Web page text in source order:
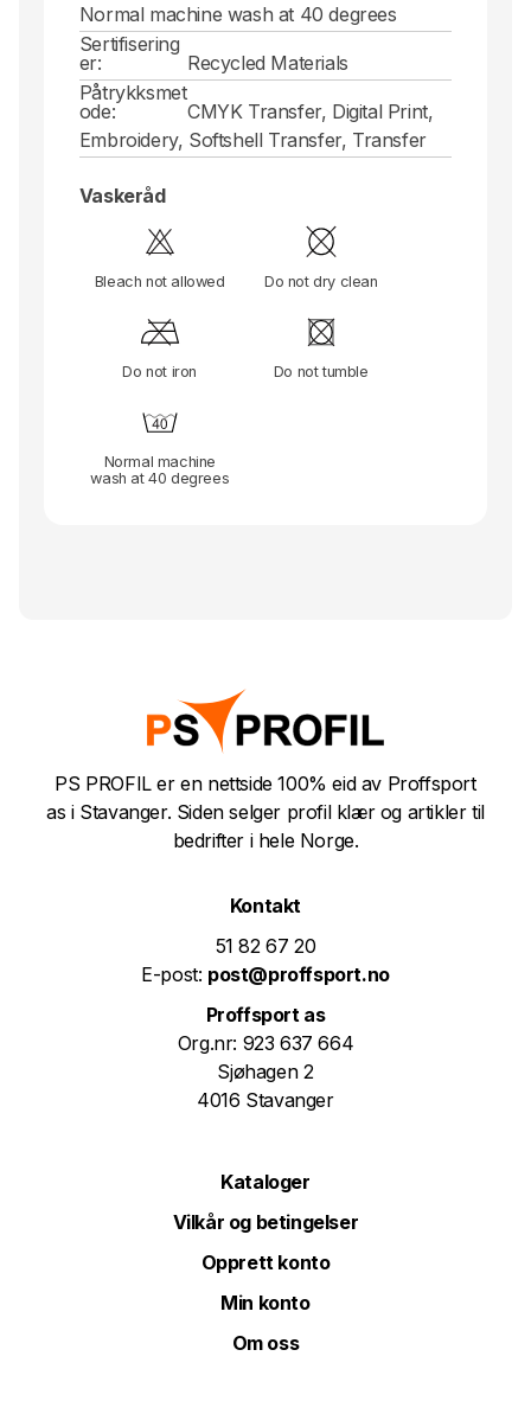
Normal machine wash at 40 degrees
Sertifisering
er:
Recycled Materials
Påtrykksmet
ode:
CMYK Transfer, Digital Print,
Embroidery, Softshell Transfer, Transfer
Vaskeråd
Bleach not allowed Do not dry clean
Do not iron Do not tumble
Normal machine
wash at 40 degrees
PS PROFIL er en nettside 100% eid av Proffsport
as i Stavanger. Siden selger profil klær og artikler til
bedrifter i hele Norge.
Kontakt
51 82 67 20
E-post: post@proffsport.no
Proffsport as
Org.nr: 923 637 664
Sjøhagen 2
4016 Stavanger
Kataloger
Vilkår og betingelser
Opprett konto
Min konto
Om oss